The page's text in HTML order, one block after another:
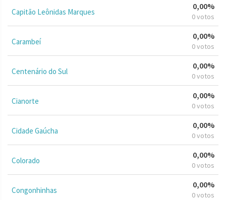
Capitão Leônidas Marques
0,00%
0 votos
Carambeí
0,00%
0 votos
Centenário do Sul
0,00%
0 votos
Cianorte
0,00%
0 votos
Cidade Gaúcha
0,00%
0 votos
Colorado
0,00%
0 votos
Congonhinhas
0,00%
0 votos